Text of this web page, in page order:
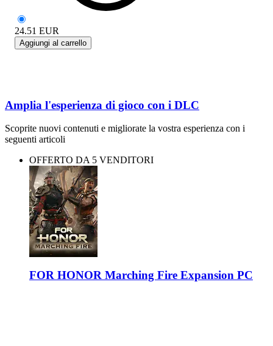
24.51 EUR
Aggiungi al carrello
Amplia l'esperienza di gioco con i DLC
Scoprite nuovi contenuti e migliorate la vostra esperienza con i
seguenti articoli
OFFERTO DA 5 VENDITORI
FOR HONOR Marching Fire Expansion PC